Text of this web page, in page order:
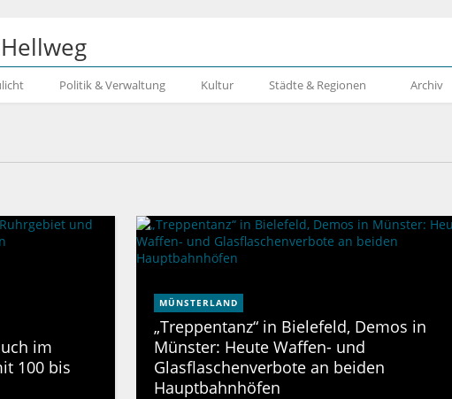
Politik & Verwaltung Kultur Städte & Regionen Archiv
im
100 bis
MÜNSTERLAND
„Treppentanz“ in Bielefeld, Demos in
Münster: Heute Waffen- und
Glasflaschenverbote an beiden
Hauptbahnhöfen